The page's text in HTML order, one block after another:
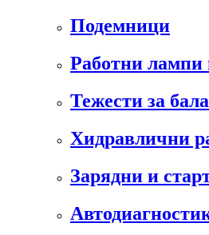
Подемници
Работни лампи
Тежести за
Хидравлични
Зарядни и